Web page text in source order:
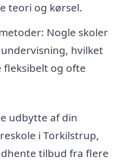
teori og kørsel.
Nogle skoler
hvilket
og ofte
udbytte af din
i Torkilstrup,
tilbud fra flere